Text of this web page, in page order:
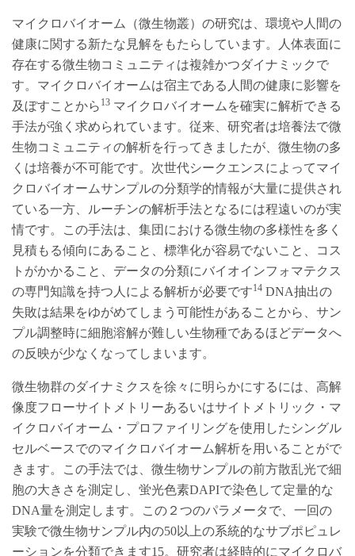
マイクロバイオーム（微生物叢）の研究は、環境や人間の
健康に関する新たな見解をもたらしています。人体表面に
存在する微生物コミュニティは複雑かつダイナミックで
す。マイクロバイオームは宿主である人間の健康に影響を
及ぼすことから 13 マイクロバイオームを確実に解析できる
手法が強く求められています。従来、研究者は培養法で微
生物コミュニティの解析を行ってきましたが、微生物の多
くは培養が不可能です。次世代シークエンスによってマイ
クロバイオームサンプルの分類学的情報が大量に提供され
ている一方、ルーチンの解析手法となるには程遠いのが実
情です。この手法は、集団における微生物の多様性を多く
見積もる傾向にあること、標準化が容易でないこと、コス
トがかかること、データの分類にバイオインフォマテクス
の専門知識を持つ人による解析が必要です14 DNA抽出の
失敗は結果をゆがめてしまう可能性があることから、サン
プル調整時に細胞溶解が難しい生物種であるほどデータへ
の反映が少なくなってしまいます。
微生物群のダイナミクスを徐々に明らかにするには、高解
像度フローサイトメトリーあるいはサイトメトリック・マ
イクロバイオーム・プロファイリングを使用したシングル
セルベースでのマイクロバイオーム解析を用いることがで
きます。この手法では、微生物サンプルの前方散乱光で細
胞の大きさを測定し、蛍光色素DAPIで染色して定量的な
DNA量を測定します。この２つのパラメータで、一回の
実験で微生物サンプル内の50以上の系統的なサブポピュレ
ーションを分類できます15。研究者は経時的にマイクロバ